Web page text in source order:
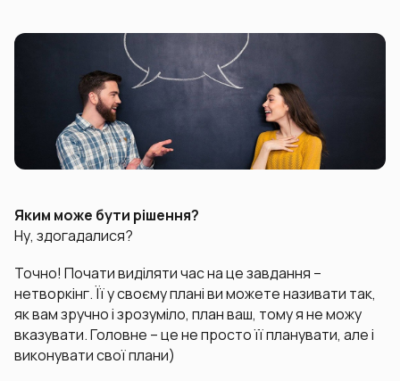
Яким може бути рішення?
Ну, здогадалися?
Точно! Почати виділяти час на це завдання –
нетворкінг. Її у своєму плані ви можете називати так,
як вам зручно і зрозуміло, план ваш, тому я не можу
вказувати. Головне – це не просто її планувати, але і
виконувати свої плани)